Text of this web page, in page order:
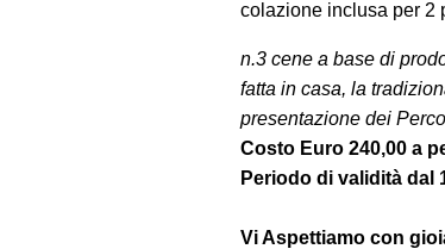
colazione inclusa per 2
n.3 cene a base di
fatta in casa, la
presentazione dei
Costo Euro 240,00 a
Periodo di validità dal
Vi Aspettiamo con